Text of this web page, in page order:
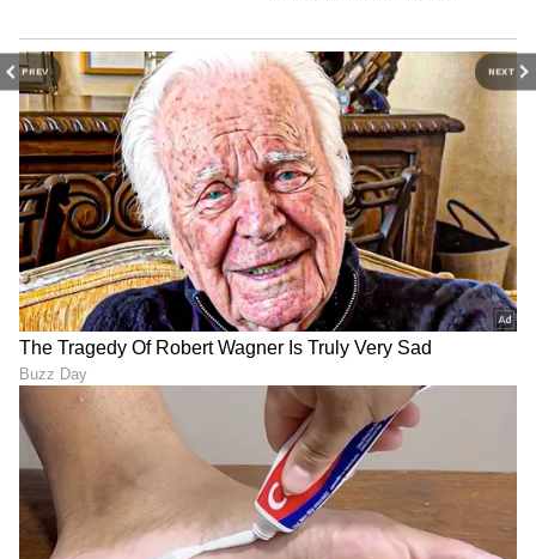
PREV NEXT